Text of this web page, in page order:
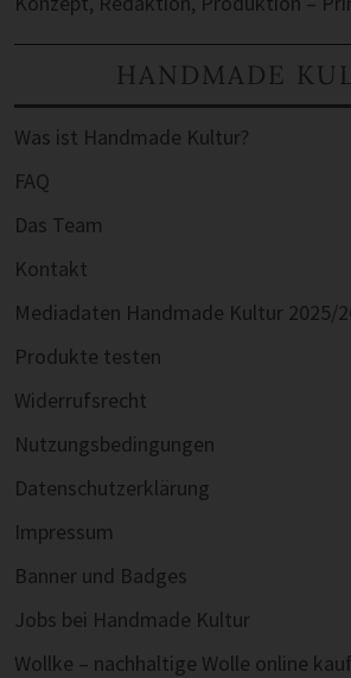
HANDMADE
Was ist Handmade Kultur?
FAQ
Das Team
Kontakt
Mediadaten Handmade Kultur 2025/
Produkte testen
Widerrufsrecht
Nutzungsbedingungen
Datenschutzerklärung
Impressum
Banner und Badges
Jobs bei Handmade Kultur
Wollke – nachhaltige Wolle online